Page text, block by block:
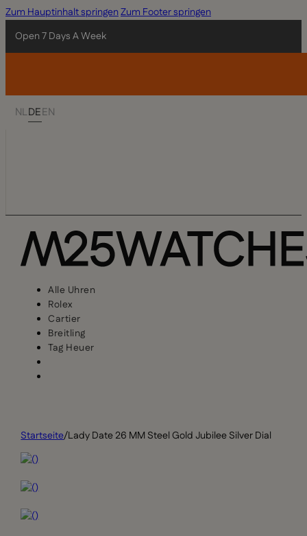
Zum Hauptinhalt springenZum Footer springen
Open 7 Days A Week
NLDEEN
Alle Uhren
Rolex
Cartier
Breitling
Tag Heuer
Startseite/Lady Date 26 MM Steel Gold Jubilee Silver Dial